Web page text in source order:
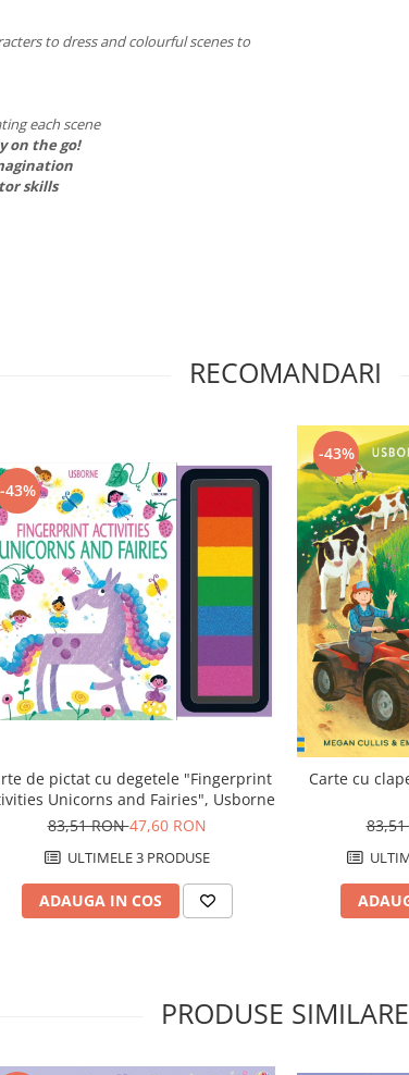
to dress and colourful scenes to
each scene
on the go!
skills
RECOMANDARI
-43%
de pictat cu degetele "Fingerprint
Unicorns and Fairies", Usborne
83,51 RON47,60 RON
ULTIMELE 3 PRODUSE
ADAUGA IN COS
-43%
Carte cu
PRODUSE SIMILARE